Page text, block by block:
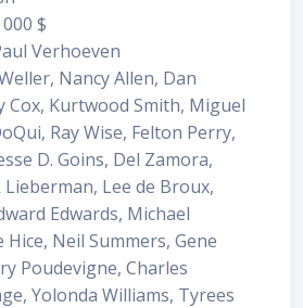
$
Verhoeven
Nancy Allen, Dan
Cox, Kurtwood Smith, Miguel
Ray Wise, Felton Perry,
D. Goins, Del Zamora,
Lieberman, Lee de Broux,
Edwards, Michael
Neil Summers, Gene
Poudevigne, Charles
Yolonda Williams, Tyrees